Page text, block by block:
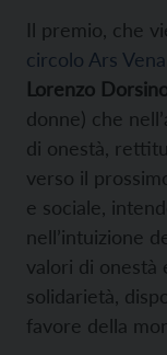
Il premio, che
circolo Ars
Lorenzo
donne) che
di onestà,
verso il
e sociale,
nell’intuizione
valori di onestà
solidarietà,
favore della